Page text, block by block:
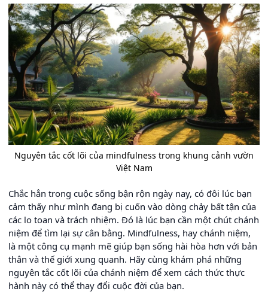
Nguyên tắc cốt lõi của mindfulness trong khung cảnh vườn
Việt Nam
Chắc hẳn trong cuộc sống bận rộn ngày nay, có đôi lúc bạn
cảm thấy như mình đang bị cuốn vào dòng chảy bất tận của
các lo toan và trách nhiệm. Đó là lúc bạn cần một chút chánh
niệm để tìm lại sự cân bằng. Mindfulness, hay chánh niệm,
là một công cụ mạnh mẽ giúp bạn sống hài hòa hơn với bản
thân và thế giới xung quanh. Hãy cùng khám phá những
nguyên tắc cốt lõi của chánh niệm để xem cách thức thực
hành này có thể thay đổi cuộc đời của bạn.